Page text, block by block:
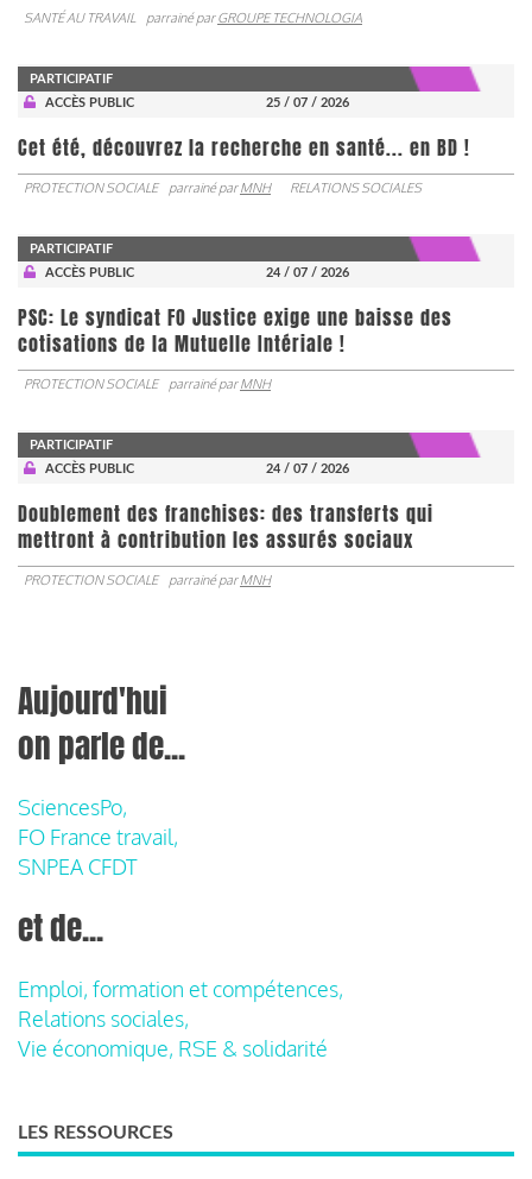
SANTÉ AU TRAVAIL parrainé parGROUPE TECHNOLOGIA
PARTICIPATIF
ACCÈS PUBLIC
25 / 07 / 2026
Cet été, découvrez la recherche en santé... en BD !
PROTECTION SOCIALE parrainé parMNH RELATIONS SOCIALES
PARTICIPATIF
ACCÈS PUBLIC
24 / 07 / 2026
PSC: Le syndicat FO Justice exige une baisse des
cotisations de la Mutuelle Intériale !
PROTECTION SOCIALE parrainé parMNH
PARTICIPATIF
ACCÈS PUBLIC
24 / 07 / 2026
Doublement des franchises: des transferts qui
mettront à contribution les assurés sociaux
PROTECTION SOCIALE parrainé parMNH
Aujourd'hui
on parle de...
SciencesPo,
FO France travail,
SNPEA CFDT
et de...
Emploi, formation et compétences,
Relations sociales,
Vie économique, RSE & solidarité
LES RESSOURCES